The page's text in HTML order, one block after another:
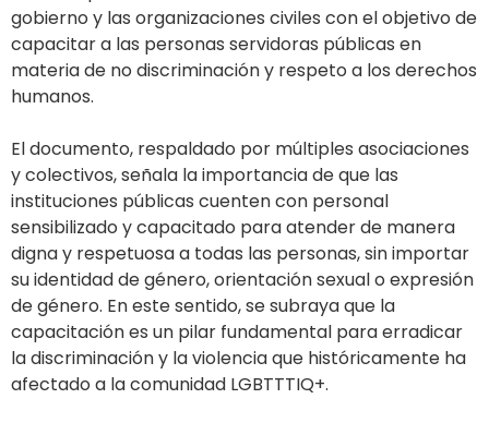
gobierno y las organizaciones civiles con el objetivo de
capacitar a las personas servidoras públicas en
materia de no discriminación y respeto a los derechos
humanos.
El documento, respaldado por múltiples asociaciones
y colectivos, señala la importancia de que las
instituciones públicas cuenten con personal
sensibilizado y capacitado para atender de manera
digna y respetuosa a todas las personas, sin importar
su identidad de género, orientación sexual o expresión
de género. En este sentido, se subraya que la
capacitación es un pilar fundamental para erradicar
la discriminación y la violencia que históricamente ha
afectado a la comunidad LGBTTTIQ+.